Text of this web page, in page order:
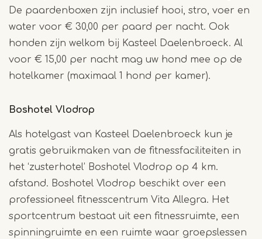
De paardenboxen zijn inclusief hooi, stro, voer en
water voor € 30,00 per paard per nacht. Ook
honden zijn welkom bij Kasteel Daelenbroeck. Al
voor € 15,00 per nacht mag uw hond mee op de
hotelkamer (maximaal 1 hond per kamer).
Boshotel Vlodrop
Als hotelgast van Kasteel Daelenbroeck kun je
gratis gebruikmaken van de fitnessfaciliteiten in
het ‘zusterhotel’ Boshotel Vlodrop op 4 km.
afstand. Boshotel Vlodrop beschikt over een
professioneel fitnesscentrum Vita Allegra. Het
sportcentrum bestaat uit een fitnessruimte, een
spinningruimte en een ruimte waar groepslessen